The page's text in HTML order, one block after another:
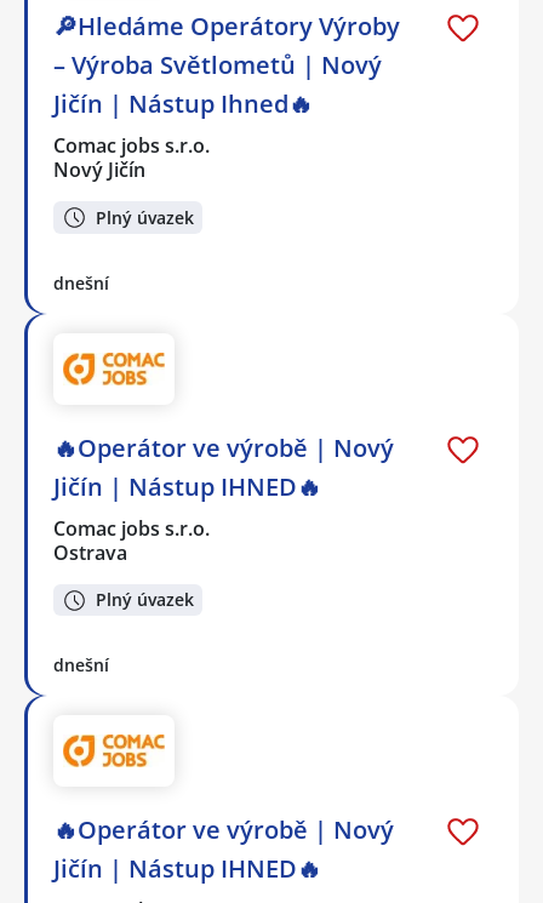
🔎Hledáme Operátory Výroby
– Výroba Světlometů | Nový
Jičín | Nástup Ihned🔥
Comac jobs s.r.o.
Nový Jičín
Plný úvazek
dnešní
🔥Operátor ve výrobě | Nový
Jičín | Nástup IHNED🔥
Comac jobs s.r.o.
Ostrava
Plný úvazek
dnešní
🔥Operátor ve výrobě | Nový
Jičín | Nástup IHNED🔥